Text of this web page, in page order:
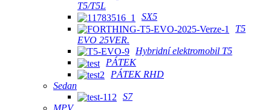
T5/T5L
SX5
T5
EVO 25VER.
Hybridní elektromobil T5
PÁTEK
PÁTEK RHD
Sedan
S7